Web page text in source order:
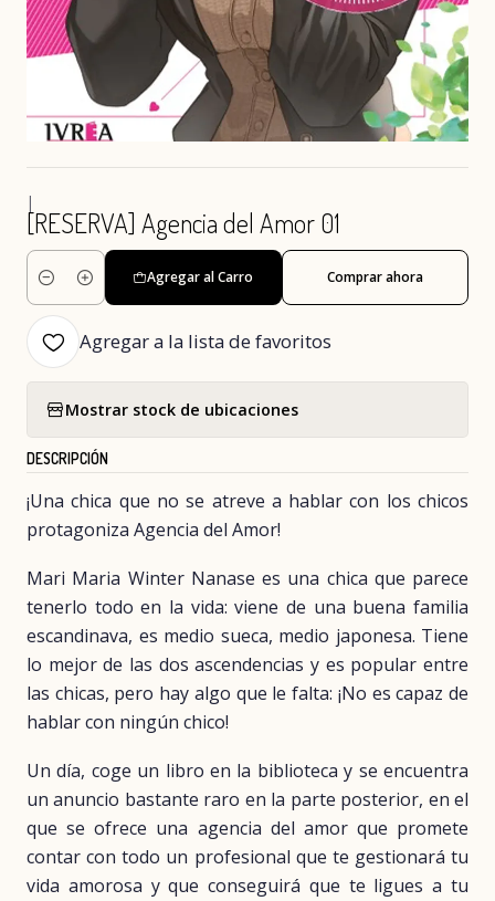
|
[RESERVA] Agencia del Amor 01
Cantidad
Agregar al Carro Comprar ahora
Agregar a la lista de favoritos
Mostrar stock de ubicaciones
DESCRIPCIÓN
¡Una chica que no se atreve a hablar con los chicos
protagoniza Agencia del Amor!
Mari Maria Winter Nanase es una chica que parece
tenerlo todo en la vida: viene de una buena familia
escandinava, es medio sueca, medio japonesa. Tiene
lo mejor de las dos ascendencias y es popular entre
las chicas, pero hay algo que le falta: ¡No es capaz de
hablar con ningún chico!
Un día, coge un libro en la biblioteca y se encuentra
un anuncio bastante raro en la parte posterior, en el
que se ofrece una agencia del amor que promete
contar con todo un profesional que te gestionará tu
vida amorosa y que conseguirá que te ligues a tu